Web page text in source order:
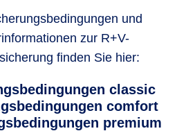
des Mietvertrages
Sachen/Gegenstände
die noch nicht ersetzt
und
zur R+V-
finden Sie hier:
classic
comfort
premium